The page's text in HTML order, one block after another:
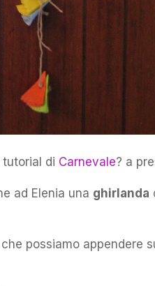
di Carnevale? a
ad Elenia una ghirlanda
possiamo appendere